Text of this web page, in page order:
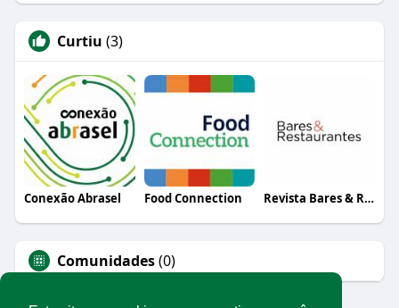
Curtiu (3)
Conexão Abrasel Food Connection Revista Bares & Restaurantes
Comunidades(0)